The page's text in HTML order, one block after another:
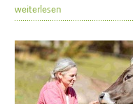
weiterlesen